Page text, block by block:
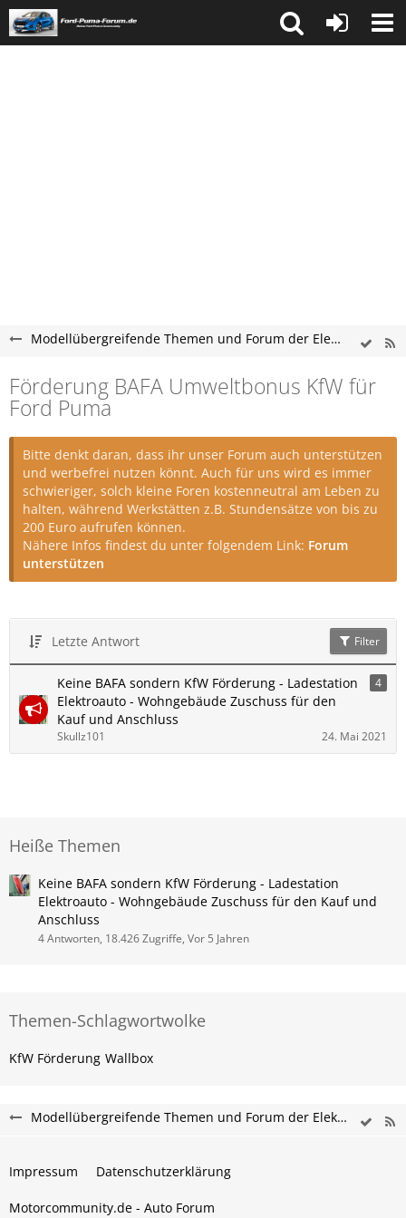
Modellübergreifende Themen und Forum der Elektromobilität
Förderung BAFA Umweltbonus KfW für
Ford Puma
Bitte denkt daran, dass ihr unser Forum auch unterstützen
und werbefrei nutzen könnt. Auch für uns wird es immer
schwieriger, solch kleine Foren kostenneutral am Leben zu
halten, während Werkstätten z.B. Stundensätze von bis zu
200 Euro aufrufen können.
Nähere Infos findest du unter folgendem Link: Forum
unterstützen
Letzte Antwort Filter
Keine BAFA sondern KfW Förderung - Ladestation
Elektroauto - Wohngebäude Zuschuss für den
Kauf und Anschluss
4
Skullz101 24. Mai 2021
Heiße Themen
Keine BAFA sondern KfW Förderung - Ladestation
Elektroauto - Wohngebäude Zuschuss für den Kauf und
Anschluss
4 Antworten, 18.426 Zugriffe, Vor 5 Jahren
Themen-Schlagwortwolke
KfW Förderung Wallbox
Modellübergreifende Themen und Forum der Elektromobilität
Impressum Datenschutzerklärung
Motorcommunity.de - Auto Forum